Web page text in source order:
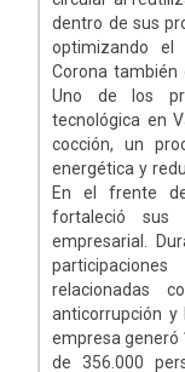
dentro de sus
optimizando el
Corona también
Uno de los
tecnológica en
cocción, un
energética y
En el frente
fortaleció sus
empresarial.
relacionadas
anticorrupción y
empresa generó
de 356.000